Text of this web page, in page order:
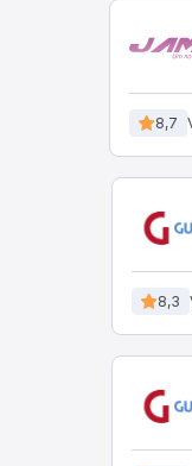
8,7
8,3